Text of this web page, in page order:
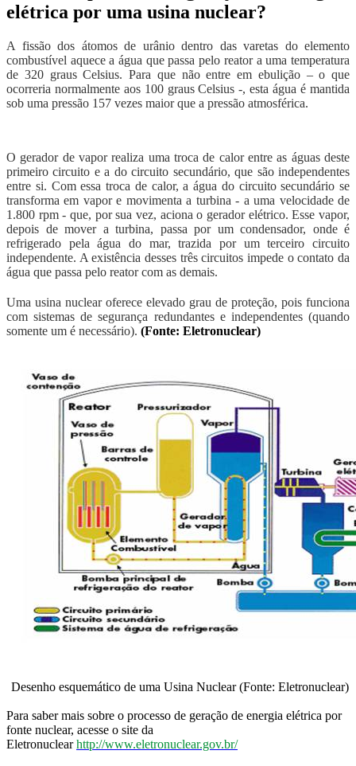
elétrica por uma usina nuclear?
A fissão dos átomos de urânio dentro das varetas do elemento
combustível aquece a água que passa pelo reator a uma temperatura
de 320 graus Celsius. Para que não entre em ebulição – o que
ocorreria normalmente aos 100 graus Celsius -, esta água é mantida
sob uma pressão 157 vezes maior que a pressão atmosférica.
O gerador de vapor realiza uma troca de calor entre as águas deste
primeiro circuito e a do circuito secundário, que são independentes
entre si. Com essa troca de calor, a água do circuito secundário se
transforma em vapor e movimenta a turbina - a uma velocidade de
1.800 rpm - que, por sua vez, aciona o gerador elétrico. Esse vapor,
depois de mover a turbina, passa por um condensador, onde é
refrigerado pela água do mar, trazida por um terceiro circuito
independente. A existência desses três circuitos impede o contato da
água que passa pelo reator com as demais.
Uma usina nuclear oferece elevado grau de proteção, pois funciona
com sistemas de segurança redundantes e independentes (quando
somente um é necessário). (Fonte: Eletronuclear)
Desenho esquemático de uma Usina Nuclear (Fonte: Eletronuclear)
Para saber mais sobre o processo de geração de energia elétrica por
fonte nuclear, acesse o site da
Eletronuclearhttp://www.eletronuclear.gov.br/